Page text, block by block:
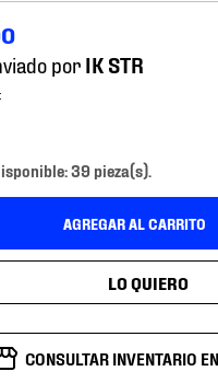
por
39 pieza(s).
AGREGAR AL CARRITO
CONSULTAR INVENTARIO